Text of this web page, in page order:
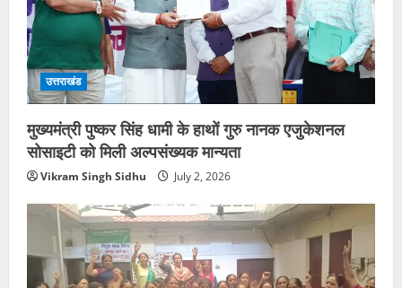
उत्तराखंड
मुख्यमंत्री पुष्कर सिंह धामी के हाथों गुरु नानक एजुकेशनल
सोसाइटी को मिली अल्पसंख्यक मान्यता
Vikram Singh Sidhu July 2, 2026